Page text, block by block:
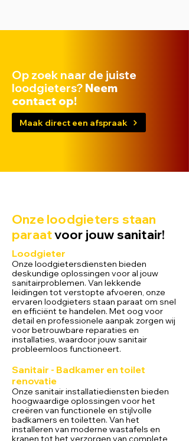
Op zoek naar de juiste
loodgieters? Neem
contact op!
Maak direct een afspraak
Onze loodgieters staan
paraatvoor jouw sanitair!
Loodgieter
Onze loodgietersdiensten bieden
deskundige oplossingen voor al jouw
sanitairproblemen. Van lekkende
leidingen tot verstopte afvoeren, onze
ervaren loodgieters staan paraat om snel
en efficiënt te handelen. Met oog voor
detail en professionele aanpak zorgen wij
voor betrouwbare reparaties en
installaties, waardoor jouw sanitair
probleemloos functioneert.
Sanitair - Badkamer en toilet
renovatie
Onze sanitair installatiediensten bieden
hoogwaardige oplossingen voor het
creëren van functionele en stijlvolle
badkamers en toiletten. Van het
installeren van moderne wastafels en
kranen tot het verzorgen van complete